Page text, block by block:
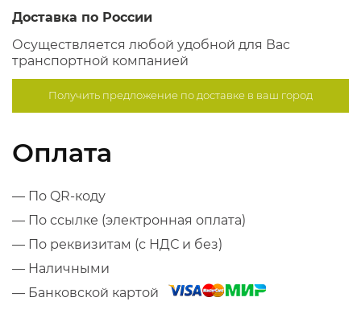
Доставка по России
Осуществляется любой удобной для Вас
транспортной компанией
Получить предложение подоставке в ваш город
Оплата
— По QR-коду
— По ссылке (электронная оплата)
— По реквизитам (с НДС и без)
— Наличными
— Банковской картой